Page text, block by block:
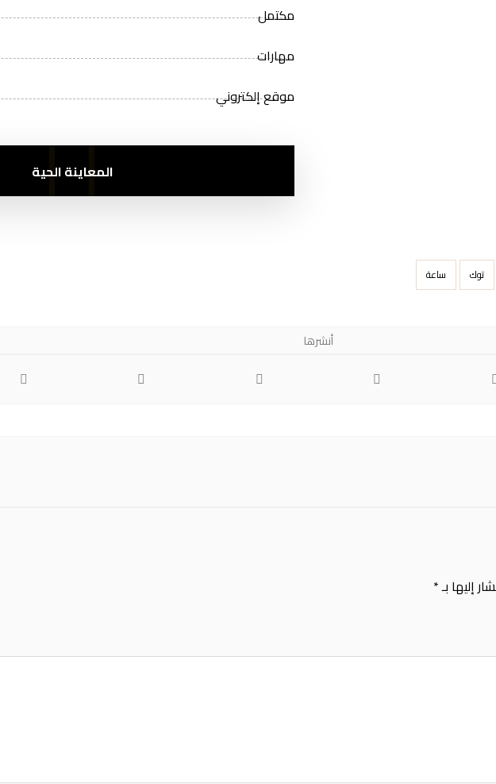
مكتمل
مهارات
موقع إلكتروني
المعاينة الحية
توك ساعة
إليها بـ*